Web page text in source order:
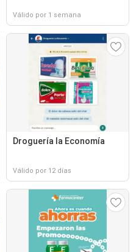
Válido por 1 semana
Droguería la Economía
Válido por 12 días